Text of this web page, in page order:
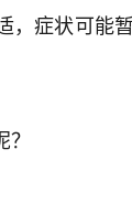
，症状可能